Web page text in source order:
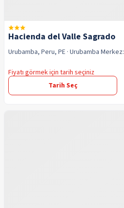
Hacienda del Valle Sagrado
Urubamba, Peru, PE · Urubamba Merkez:
Fiyatı görmek için tarih seçiniz
Tarih Seç